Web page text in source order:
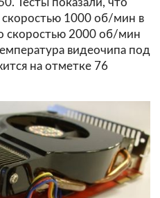
скоростью 1000 об/мин в
скоростью 2000 об/мин
видеочипа под
на отметке 76